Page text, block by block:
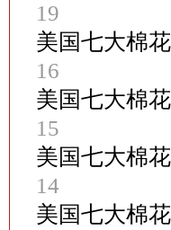
19
美国七大棉
16
美国七大棉
15
美国七大棉
14
美国七大棉